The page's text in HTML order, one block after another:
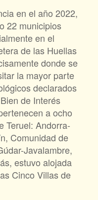
en el año 2022,
22 municipios
en el
de las Huellas
donde se
la mayor parte
declarados
de Interés
a ocho
Teruel: Andorra-
Comunidad de
Javalambre,
estuvo alojada
Cinco Villas de